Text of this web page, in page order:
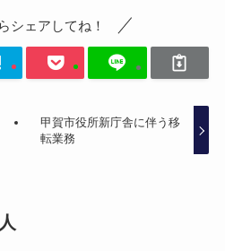
シェアしてね！
甲賀市役所新庁舎に伴う移
転業務